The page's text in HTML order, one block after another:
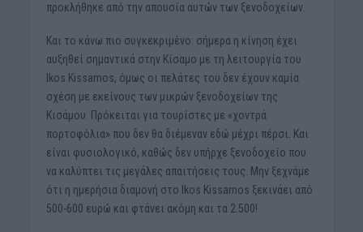
προκλήθηκε από την απουσία αυτών των ξενοδοχείων.
Και το κάνω πιο συγκεκριμένο: σήμερα η κίνηση έχει
αυξηθεί σημαντικά στην Κίσαμο με τη λειτουργία του
Ikos Kissamos, όμως οι πελάτες του δεν έχουν καμία
σχέση με εκείνους των μικρών ξενοδοχείων της
Κισάμου. Πρόκειται για τουρίστες με «χοντρά
πορτοφόλια» που δεν θα διέμεναν εδώ μέχρι πέρσι. Και
είναι φυσιολογικό, καθώς δεν υπήρχε ξενοδοχείο που
να καλύπτει τις μεγάλες απαιτήσεις τους. Μην ξεχνάμε
ότι η ημερήσια διαμονή στο Ikos Kissamos ξεκινάει από
500-600 ευρώ και φτάνει ακόμη και τα 2.500!